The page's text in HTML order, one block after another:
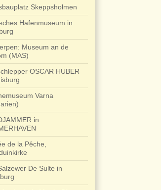
Skeppsholmen
Hafenmuseum in
Museum an de
(MAS)
OSCAR HUBER
Varna
in
de la Pêche,
De Sulte in